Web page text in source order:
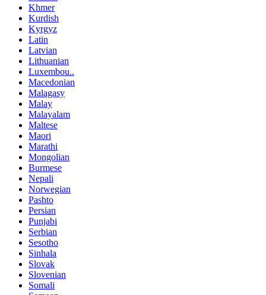
Khmer
Kurdish
Kyrgyz
Latin
Latvian
Lithuanian
Luxembou..
Macedonian
Malagasy
Malay
Malayalam
Maltese
Maori
Marathi
Mongolian
Burmese
Nepali
Norwegian
Pashto
Persian
Punjabi
Serbian
Sesotho
Sinhala
Slovak
Slovenian
Somali